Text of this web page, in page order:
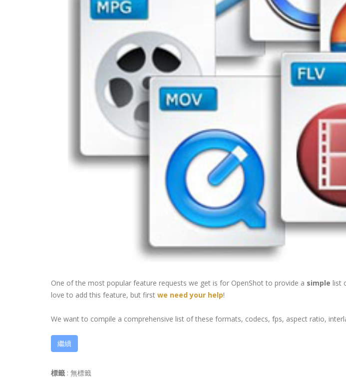
One of the most popular feature requests we get is for OpenShot to provide a simple list
love to add this feature, but first we need your help!
We want to compile a comprehensive list of these formats, codecs, fps, aspect ratio,
繼續
標籤 : 無標籤